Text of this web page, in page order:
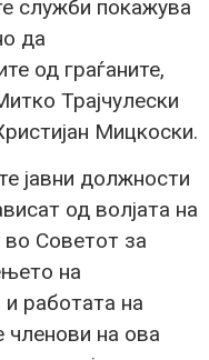
служби покажува
да
од граѓаните,
Трајчулески
Мицкоски.
јавни должности
од волјата на
Советот за
на
работата на
членови на ова